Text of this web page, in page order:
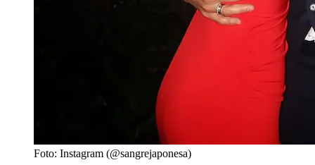
Foto: Instagram (@sangrejaponesa)